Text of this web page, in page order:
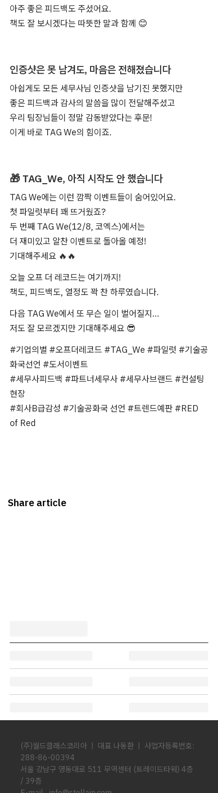
아주 좋은 피드백도 주셨어요.
책도 잘 보시겠다는 따뜻한 말과 함께 😊
인증샷은 못 남겨도, 마음은 전해졌습니다
아쉽게도 모든 세무사님 인증샷을 남기진 못했지만
좋은 피드백과 감사의 말씀을 많이 전달해주셨고
우리 팀장님들이 정말 감동받았다는 후문!
이게 바로 TAG We의 힘이죠.
🎁 TAG_We, 아직 시작도 안 했습니다
TAG We에는 이런 깜짝 이벤트들이 숨어있어요.
첫 파일럿부터 꽤 뜨거웠죠?
두 번째 TAG We(12/8, 코엑스)에서는
더 재미있고 알찬 이벤트로 돌아올 예정!
기대해주세요 🔥🔥
오늘 오프 더 레코드는 여기까지!
책도, 피드백도, 열정도 꽉 찬 하루였습니다.
다음 TAG We에서 또 무슨 일이 벌어질지…
저도 잘 모르겠지만 기대해주세요 😎
#기업의별 #오프더레코드 #TAG_We #파일럿 #기술공
화국선언 #도서이벤트
#세무사피드백 #파트너세무사 #세무사브랜드 #컨설팅
현장
#회사B급감성 #기술공화국 선언 #트렌드예판 #RED
of Red
Share article
(주)월드클래스코리아 ㅣ 대표 나동환 ㅣ 사업자등록번호:
288-86-00394
서울 강남구 영동대로 511 무역센터 (트레이드타워) 4층
/ 39층